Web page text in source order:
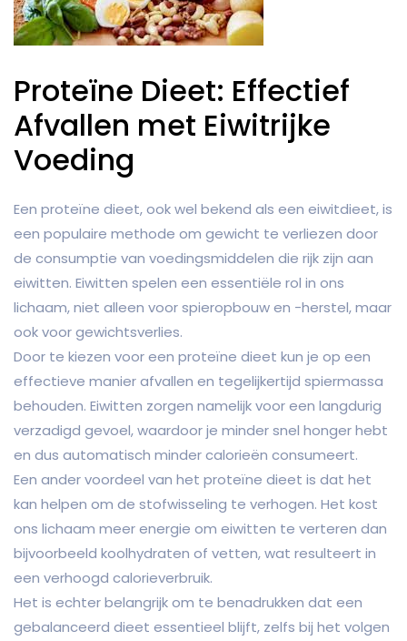
Proteïne Dieet: Effectief
Afvallen met Eiwitrijke
Voeding
Een proteïne dieet, ook wel bekend als een eiwitdieet, is
een populaire methode om gewicht te verliezen door
de consumptie van voedingsmiddelen die rijk zijn aan
eiwitten. Eiwitten spelen een essentiële rol in ons
lichaam, niet alleen voor spieropbouw en -herstel, maar
ook voor gewichtsverlies.
Door te kiezen voor een proteïne dieet kun je op een
effectieve manier afvallen en tegelijkertijd spiermassa
behouden. Eiwitten zorgen namelijk voor een langdurig
verzadigd gevoel, waardoor je minder snel honger hebt
en dus automatisch minder calorieën consumeert.
Een ander voordeel van het proteïne dieet is dat het
kan helpen om de stofwisseling te verhogen. Het kost
ons lichaam meer energie om eiwitten te verteren dan
bijvoorbeeld koolhydraten of vetten, wat resulteert in
een verhoogd calorieverbruik.
Het is echter belangrijk om te benadrukken dat een
gebalanceerd dieet essentieel blijft, zelfs bij het volgen